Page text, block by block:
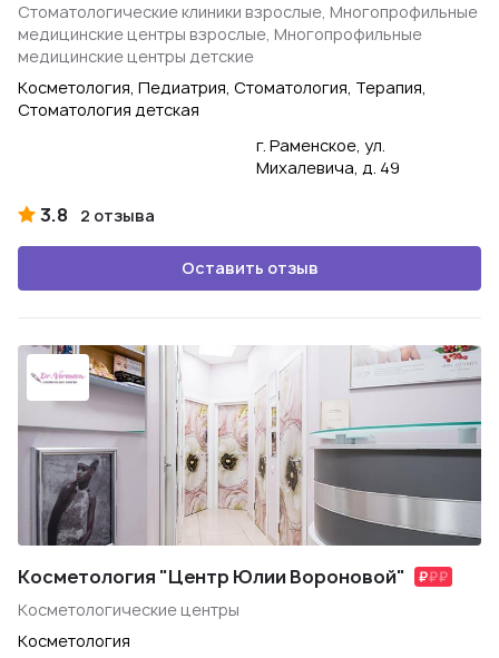
Стоматологические клиники взрослые, Многопрофильные
медицинские центры взрослые, Многопрофильные
медицинские центры детские
Косметология, Педиатрия, Стоматология, Терапия,
Стоматология детская
г. Раменское, ул.
Михалевича, д. 49
3.8 2 отзыва
Оставить отзыв
Косметология "Центр Юлии Вороновой"
Косметологические центры
Косметология